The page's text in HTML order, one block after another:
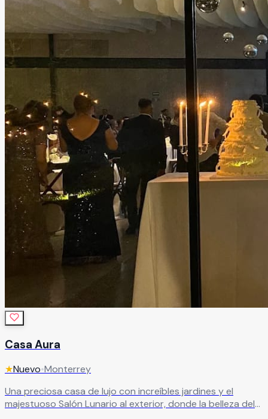
Casa Aura
★Nuevo•Monterrey
Una preciosa casa de lujo con increíbles jardines y el
majestuoso Salón Lunario al exterior, donde la belleza del